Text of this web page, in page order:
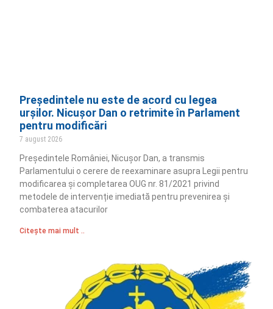
Președintele nu este de acord cu legea
urșilor. Nicușor Dan o retrimite în Parlament
pentru modificări
7 august 2026
Președintele României, Nicușor Dan, a transmis
Parlamentului o cerere de reexaminare asupra Legii pentru
modificarea și completarea OUG nr. 81/2021 privind
metodele de intervenție imediată pentru prevenirea și
combaterea atacurilor
Citește mai mult ..